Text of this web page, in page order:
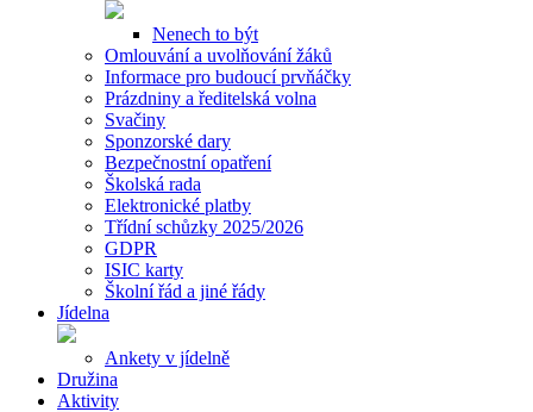
Nenech to být
Omlouvání a uvolňování žáků
Informace pro budoucí prvňáčky
Prázdniny a ředitelská volna
Svačiny
Sponzorské dary
Bezpečnostní opatření
Školská rada
Elektronické platby
Třídní schůzky 2025/2026
GDPR
ISIC karty
Školní řád a jiné řády
Jídelna
Ankety v jídelně
Družina
Aktivity